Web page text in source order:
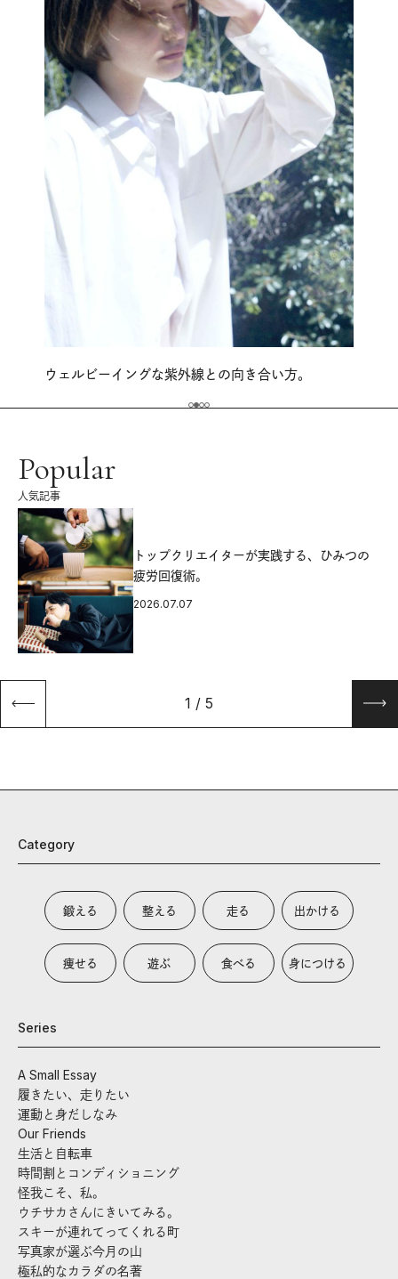
ウェルビーイングな紫外線との向き合い方。
Popular
人気記事
トップクリエイターが実践する、ひみつの
疲労回復術。
2026.07.07
1 / 5
Category
鍛える 整える 走る 出かける
痩せる 遊ぶ 食べる 身につける
Series
A Small Essay
履きたい、走りたい
運動と身だしなみ
Our Friends
生活と自転車
時間割とコンディショニング
怪我こそ、私。
ウチサカさんにきいてみる。
スキーが連れてってくれる町
写真家が選ぶ今月の山
極私的なカラダの名著